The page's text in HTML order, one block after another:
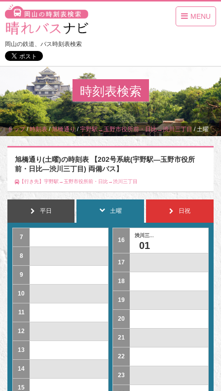
MENU
岡山の鉄道、バス時刻表検索
時刻表検索
トップ/時刻表/旭橋通り/宇野駅→玉野市役所前・日比→渋川三丁目 /土曜
旭橋通り(土曜)の時刻表 【202号系統(宇野駅―玉野市役所
前・日比―渋川三丁目) 両備バス】
【行き先】宇野駅→玉野市役所前・日比→渋川三丁目
平日 土曜 日祝
7
8
9
10
11
12
13
14
15
16
渋川三...
01
17
18
19
20
21
22
23